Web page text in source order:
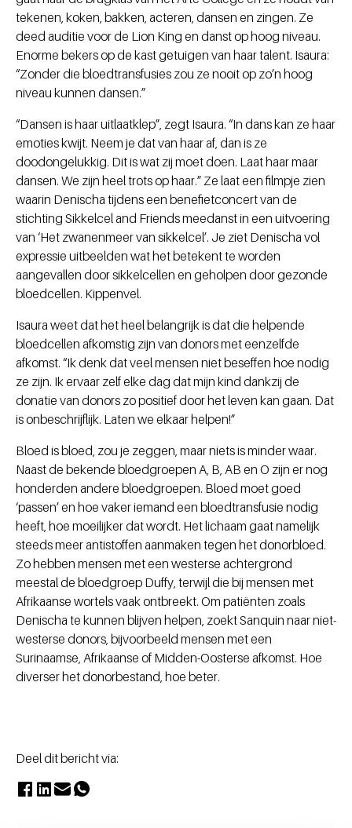
tekenen, koken, bakken, acteren, dansen en zingen. Ze
deed auditie voor de Lion King en danst op hoog niveau.
Enorme bekers op de kast getuigen van haar talent. Isaura:
“Zonder die bloedtransfusies zou ze nooit op zo’n hoog
niveau kunnen dansen.”
“Dansen is haar uitlaatklep”, zegt Isaura. “In dans kan ze haar
emoties kwijt. Neem je dat van haar af, dan is ze
doodongelukkig. Dit is wat zij moet doen. Laat haar maar
dansen. We zijn heel trots op haar.” Ze laat een filmpje zien
waarin Denischa tijdens een benefietconcert van de
stichting Sikkelcel and Friends meedanst in een uitvoering
van ‘Het zwanenmeer van sikkelcel’. Je ziet Denischa vol
expressie uitbeelden wat het betekent te worden
aangevallen door sikkelcellen en geholpen door gezonde
bloedcellen. Kippenvel.
Isaura weet dat het heel belangrijk is dat die helpende
bloedcellen afkomstig zijn van donors met eenzelfde
afkomst. “Ik denk dat veel mensen niet beseffen hoe nodig
ze zijn. Ik ervaar zelf elke dag dat mijn kind dankzij de
donatie van donors zo positief door het leven kan gaan. Dat
is onbeschrijflijk. Laten we elkaar helpen!”
Bloed is bloed, zou je zeggen, maar niets is minder waar.
Naast de bekende bloedgroepen A, B, AB en O zijn er nog
honderden andere bloedgroepen. Bloed moet goed
‘passen’ en hoe vaker iemand een bloedtransfusie nodig
heeft, hoe moeilijker dat wordt. Het lichaam gaat namelijk
steeds meer antistoffen aanmaken tegen het donorbloed.
Zo hebben mensen met een westerse achtergrond
meestal de bloedgroep Duffy, terwijl die bij mensen met
Afrikaanse wortels vaak ontbreekt. Om patiënten zoals
Denischa te kunnen blijven helpen, zoekt Sanquin naar niet-
westerse donors, bijvoorbeeld mensen met een
Surinaamse, Afrikaanse of Midden-Oosterse afkomst. Hoe
diverser het donorbestand, hoe beter.
Deel dit bericht via: